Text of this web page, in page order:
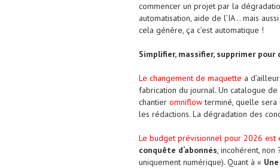
commencer un projet par la
automatisation, aide de l’IA .. mais
cela génère, ça c’est automatique !
Simplifier, massifier, supprimer
Le changement de maquette a
fabrication du journal. Un catalogue
chantier omniflowterminé, quelle sera
les rédactions. La dégradation des
Le budget prévisionnel pour 2026 est
conquête d‘abonnés, incohérent,
uniquement numérique). Quant à «